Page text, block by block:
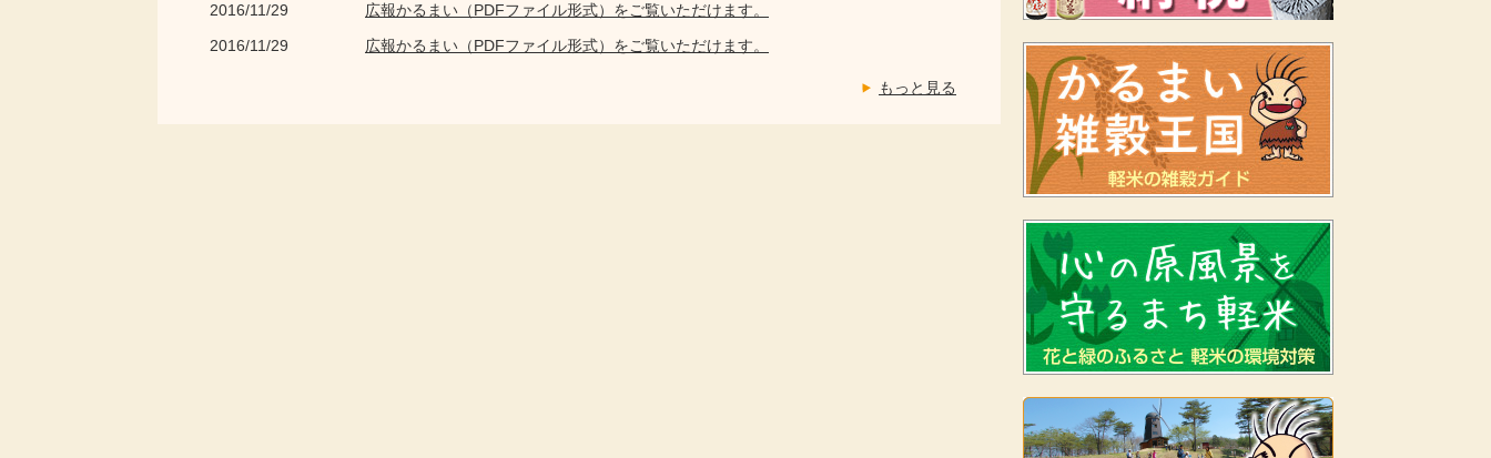
2016/11/29
広報かるまい（PDFファイル形式）をご覧いただけます。
2016/11/29
広報かるまい（PDFファイル形式）をご覧いただけます。
もっと見る